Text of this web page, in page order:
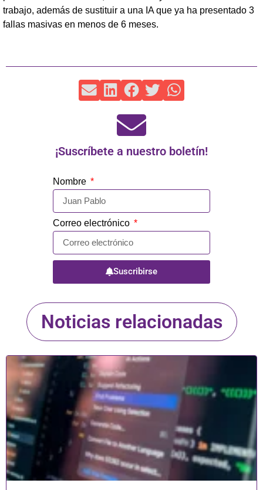
trabajo, además de sustituir a una IA que ya ha presentado 3
fallas masivas en menos de 6 meses.
¡Suscríbete a nuestro boletín!
Nombre
Correo electrónico
Suscribirse
Noticias relacionadas